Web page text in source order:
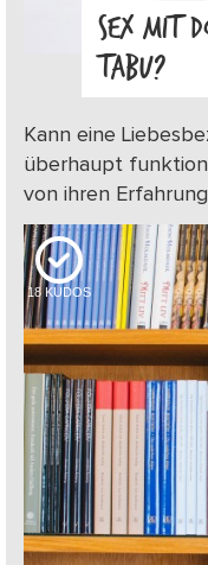
SEX MIT
TABU?
Kann eine
überhaupt
von ihren
18 KUDOS